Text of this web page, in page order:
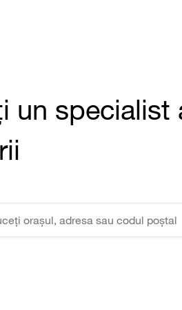
un specialist